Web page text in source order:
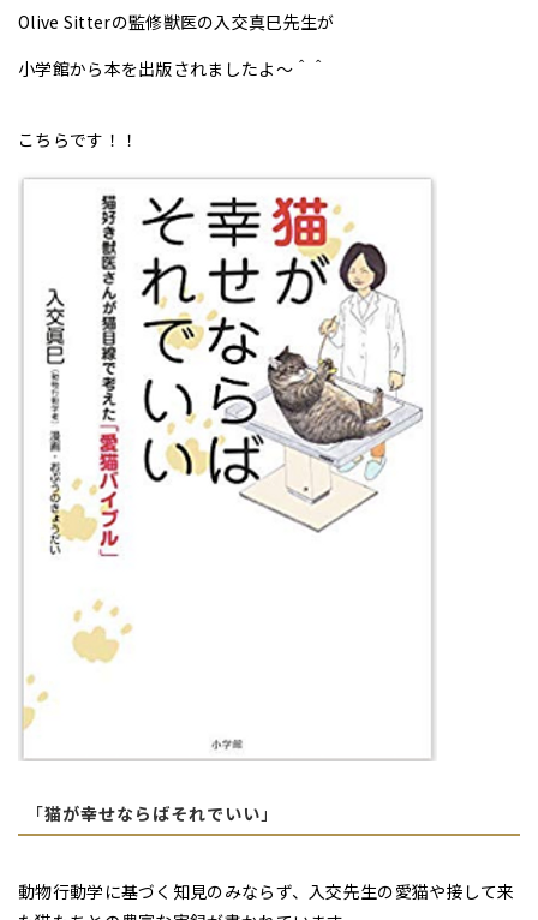
Olive Sitterの監修獣医の入交真巳先生が
小学館から本を出版されましたよ〜＾＾
こちらです！！
「猫が幸せならばそれでいい」
動物行動学に基づく知見のみならず、入交先生の愛猫や接して来